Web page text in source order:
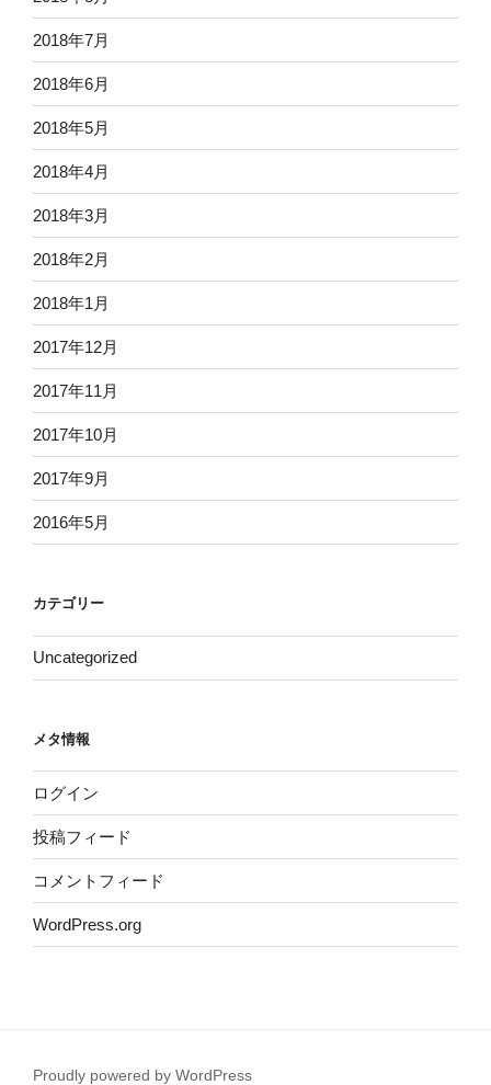
2018年7月
2018年6月
2018年5月
2018年4月
2018年3月
2018年2月
2018年1月
2017年12月
2017年11月
2017年10月
2017年9月
2016年5月
カテゴリー
Uncategorized
メタ情報
ログイン
投稿フィード
コメントフィード
WordPress.org
Proudly powered by WordPress